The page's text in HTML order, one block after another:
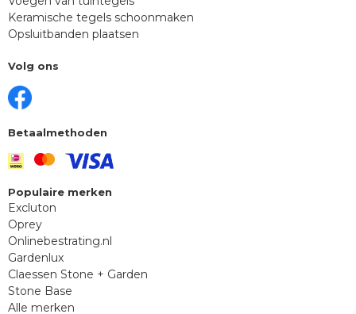
Keramische tegels schoonmaken
Opsluitbanden plaatsen
Volg ons
Betaalmethoden
Populaire merken
Excluton
Oprey
Onlinebestrating.nl
Gardenlux
Claessen Stone + Garden
Stone Base
Alle merken